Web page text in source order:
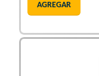
AGREGAR